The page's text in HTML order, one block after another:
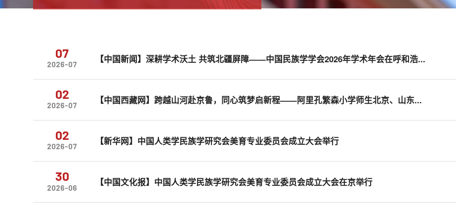
07
2026-07 【中国新闻】深耕学术沃土 共筑北疆屏障——中国民族学学会2026年学术年会在呼和浩...
02
2026-07 【中国西藏网】跨越山河赴京鲁，同心筑梦启新程——阿里孔繁森小学师生北京、山东...
02
2026-07 【新华网】中国人类学民族学研究会美育专业委员会成立大会举行
30
2026-06 【中国文化报】中国人类学民族学研究会美育专业委员会成立大会在京举行